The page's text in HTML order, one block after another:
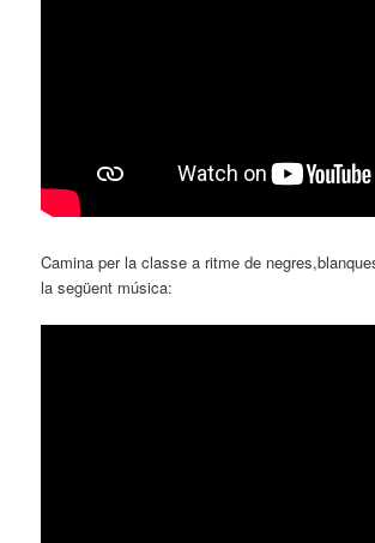
Camina per la classe a ritme de
la següent música: